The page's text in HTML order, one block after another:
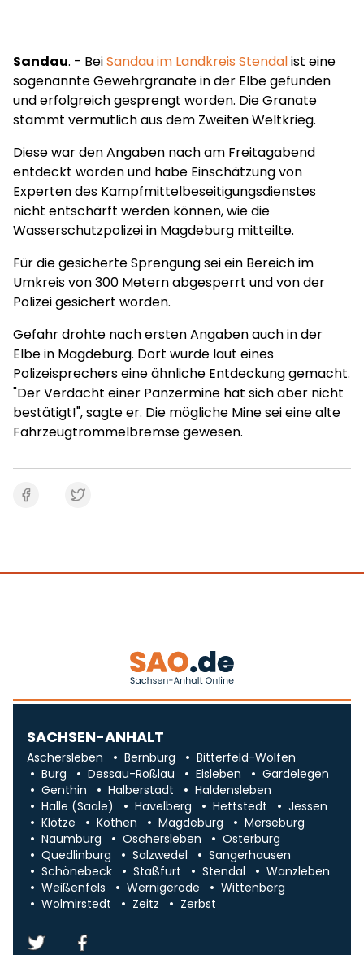
Sandau. - BeiSandau im Landkreis Stendalist eine
sogenannte Gewehrgranate in der Elbe gefunden
und erfolgreich gesprengt worden. Die Granate
stammt vermutlich aus dem Zweiten Weltkrieg.
Diese war den Angaben nach am Freitagabend
entdeckt worden und habe Einschätzung von
Experten des Kampfmittelbeseitigungsdienstes
nicht entschärft werden können, wie die
Wasserschutzpolizei in Magdeburg mitteilte.
Für die gesicherte Sprengung sei ein Bereich im
Umkreis von 300 Metern abgesperrt und von der
Polizei gesichert worden.
Gefahr drohte nach ersten Angaben auch in der
Elbe in Magdeburg. Dort wurde laut eines
Polizeisprechers eine ähnliche Entdeckung gemacht.
"Der Verdacht einer Panzermine hat sich aber nicht
bestätigt!", sagte er. Die mögliche Mine sei eine alte
Fahrzeugtrommelbremse gewesen.
SACHSEN-ANHALT
Aschersleben Bernburg
Bitterfeld-Wolfen
Burg
Dessau-Roßlau Eisleben
Gardelegen
Genthin
Halberstadt
Haldensleben
Halle (Saale)
Havelberg Hettstedt
Jessen
Klötze
Köthen Magdeburg
Merseburg
Naumburg
Oschersleben
Osterburg
Quedlinburg
Salzwedel
Sangerhausen
Schönebeck
Staßfurt Stendal
Wanzleben
Weißenfels
Wernigerode
Wittenberg
Wolmirstedt
Zeitz Zerbst